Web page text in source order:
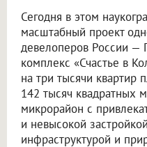
Сегодня в этом
масштабный проект
девелоперов России —
комплекс «Счастье в
на три тысячи квартир
142 тысяч квадратных
микрорайон с
и невысокой
инфраструктурой и